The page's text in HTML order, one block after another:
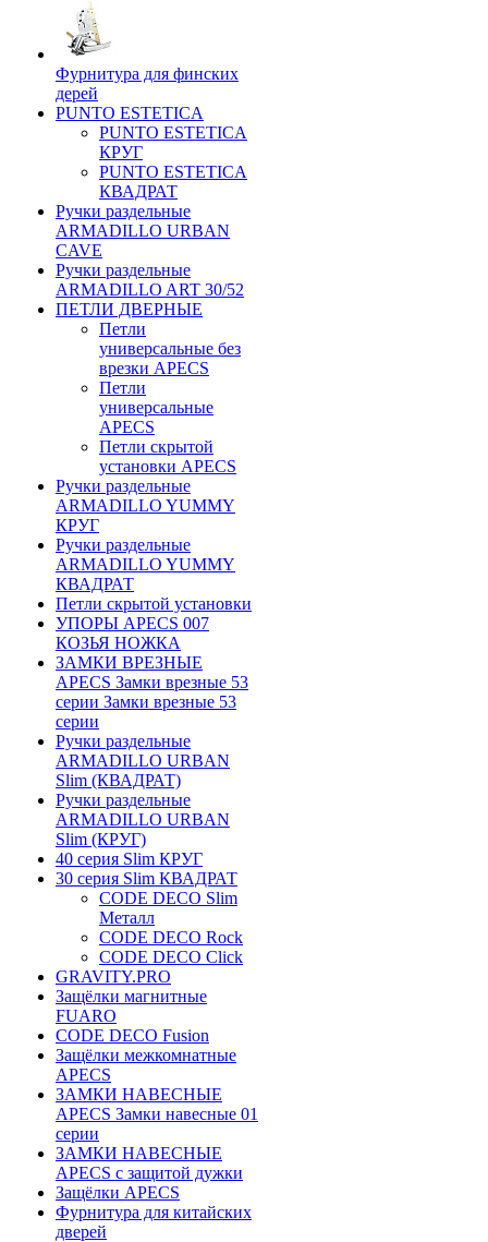
Фурнитура для финских
дерей
PUNTO ESTETICA
PUNTO ESTETICA
КРУГ
PUNTO ESTETICA
КВАДРАТ
Ручки раздельные
ARMADILLO URBAN
CAVE
Ручки раздельные
ARMADILLO ART 30/52
ПЕТЛИ ДВЕРНЫЕ
Петли
универсальные без
врезки APECS
Петли
универсальные
APECS
Петли скрытой
установки APECS
Ручки раздельные
ARMADILLO YUMMY
КРУГ
Ручки раздельные
ARMADILLO YUMMY
КВАДРАТ
Петли скрытой установки
УПОРЫ APECS 007
КОЗЬЯ НОЖКА
ЗАМКИ ВРЕЗНЫЕ
APECS Замки врезные 53
серии Замки врезные 53
серии
Ручки раздельные
ARMADILLO URBAN
Slim (КВАДРАТ)
Ручки раздельные
ARMADILLO URBAN
Slim (КРУГ)
40 серия Slim КРУГ
30 серия Slim КВАДРАТ
CODE DECO Slim
Металл
CODE DECO Rock
CODE DECO Click
GRAVITY.PRO
Защёлки магнитные
FUARO
CODE DECO Fusion
Защёлки межкомнатные
APECS
ЗАМКИ НАВЕСНЫЕ
APECS Замки навесные 01
серии
ЗАМКИ НАВЕСНЫЕ
APECS с защитой дужки
Защёлки APECS
Фурнитура для китайских
дверей